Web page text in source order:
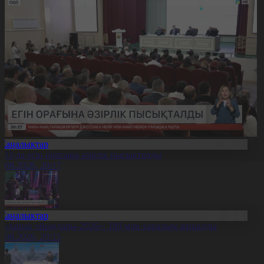
да егін орағына әзірлік пысықталды
20:17
ойындары-2026»: 180 млн қаралым жиналды
20:15